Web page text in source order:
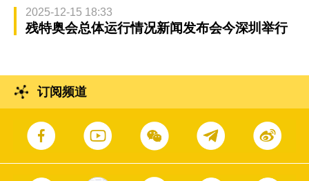
2025-12-15 18:33
残特奥会总体运行情况新闻发布会今深圳举行
订阅频道